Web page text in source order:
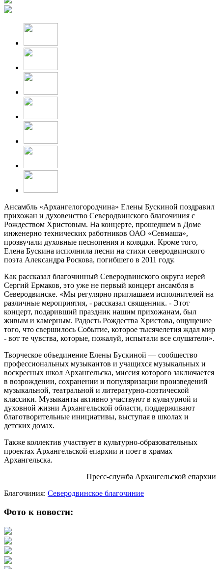
Ансамбль «Архангелогородчина» Елены Бускиной поздравил
прихожан и духовенство Северодвинского благочиния с
Рождеством Христовым. На концерте, прошедшем в Доме
инженерно технических работников ОАО «Севмаша»,
прозвучали духовные песнопения и колядки. Кроме того,
Елена Бускина исполнила песни на стихи северодвинского
поэта Александра Роскова, погибшего в 2011 году.
Как рассказал благочинный Северодвинского округа иерей
Сергий Ермаков, это уже не первый концерт ансамбля в
Северодвинске. «Мы регулярно приглашаем исполнителей на
различные мероприятия, - рассказал священник. - Этот
концерт, подаривший праздник нашим прихожанам, был
живым и камерным. Радость Рождества Христова, ощущение
того, что свершилось Событие, которое тысячелетия ждал мир
- вот те чувства, которые, пожалуй, испытали все слушатели».
Творческое объединение Елены Бускиной — сообщество
профессиональных музыкантов и учащихся музыкальных и
воскресных школ Архангельска, миссия которого заключается
в возрождении, сохранении и популяризации произведений
музыкальной, театральной и литературно-поэтической
классики. Музыканты активно участвуют в культурной и
духовной жизни Архангельской области, поддерживают
благотворительные инициативы, выступая в школах и
детских домах.
Также коллектив участвует в культурно-образовательных
проектах Архангельской епархии и поет в храмах
Архангельска.
Пресс-служба Архангельской епархии
Благочиния: Северодвинское благочиние
Фото к новости: